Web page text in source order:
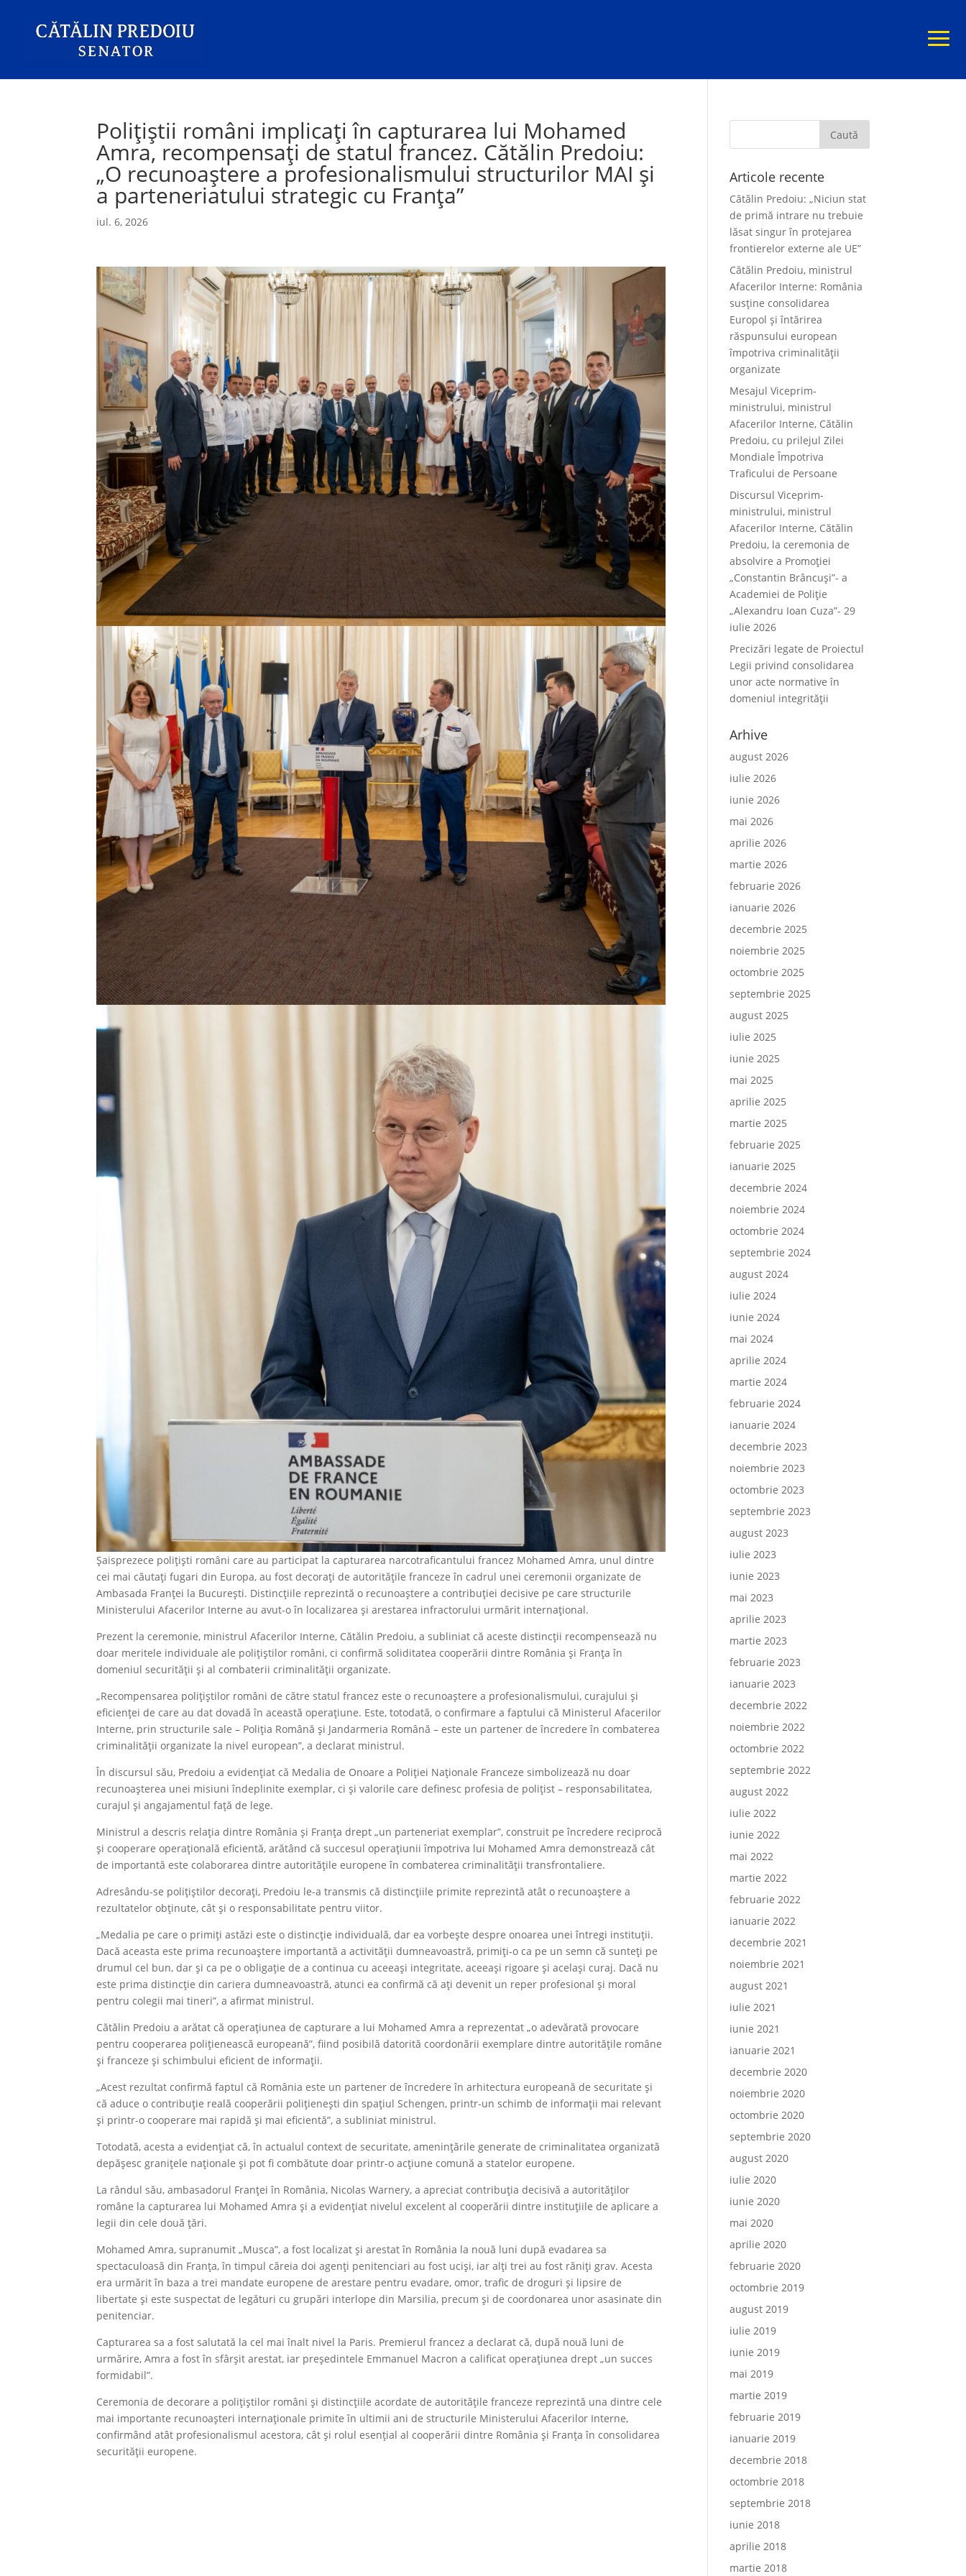
Polițiștii români implicați în capturarea lui Mohamed
Amra, recompensați de statul francez. Cătălin Predoiu:
„O recunoaștere a profesionalismului structurilor MAI și
a parteneriatului strategic cu Franța”
iul. 6, 2026
Șaisprezece polițiști români care au participat la capturarea narcotraficantului francez Mohamed Amra, unul dintre
cei mai căutați fugari din Europa, au fost decorați de autoritățile franceze în cadrul unei ceremonii organizate de
Ambasada Franței la București. Distincțiile reprezintă o recunoaștere a contribuției decisive pe care structurile
Ministerului Afacerilor Interne au avut-o în localizarea și arestarea infractorului urmărit internațional.
Prezent la ceremonie, ministrul Afacerilor Interne, Cătălin Predoiu, a subliniat că aceste distincții recompensează nu
doar meritele individuale ale polițiștilor români, ci confirmă soliditatea cooperării dintre România și Franța în
domeniul securității și al combaterii criminalității organizate.
„Recompensarea polițiștilor români de către statul francez este o recunoaștere a profesionalismului, curajului și
eficienței de care au dat dovadă în această operațiune. Este, totodată, o confirmare a faptului că Ministerul Afacerilor
Interne, prin structurile sale – Poliția Română și Jandarmeria Română – este un partener de încredere în combaterea
criminalității organizate la nivel european”, a declarat ministrul.
În discursul său, Predoiu a evidențiat că Medalia de Onoare a Poliției Naționale Franceze simbolizează nu doar
recunoașterea unei misiuni îndeplinite exemplar, ci și valorile care definesc profesia de polițist – responsabilitatea,
curajul și angajamentul față de lege.
Ministrul a descris relația dintre România și Franța drept „un parteneriat exemplar”, construit pe încredere reciprocă
și cooperare operațională eficientă, arătând că succesul operațiunii împotriva lui Mohamed Amra demonstrează cât
de importantă este colaborarea dintre autoritățile europene în combaterea criminalității transfrontaliere.
Adresându-se polițiștilor decorați, Predoiu le-a transmis că distincțiile primite reprezintă atât o recunoaștere a
rezultatelor obținute, cât și o responsabilitate pentru viitor.
„Medalia pe care o primiți astăzi este o distincție individuală, dar ea vorbește despre onoarea unei întregi instituții.
Dacă aceasta este prima recunoaștere importantă a activității dumneavoastră, primiți-o ca pe un semn că sunteți pe
drumul cel bun, dar și ca pe o obligație de a continua cu aceeași integritate, aceeași rigoare și același curaj. Dacă nu
este prima distincție din cariera dumneavoastră, atunci ea confirmă că ați devenit un reper profesional și moral
pentru colegii mai tineri”, a afirmat ministrul.
Cătălin Predoiu a arătat că operațiunea de capturare a lui Mohamed Amra a reprezentat „o adevărată provocare
pentru cooperarea polițienească europeană”, fiind posibilă datorită coordonării exemplare dintre autoritățile române
și franceze și schimbului eficient de informații.
„Acest rezultat confirmă faptul că România este un partener de încredere în arhitectura europeană de securitate și
că aduce o contribuție reală cooperării polițienești din spațiul Schengen, printr-un schimb de informații mai relevant
și printr-o cooperare mai rapidă și mai eficientă”, a subliniat ministrul.
Totodată, acesta a evidențiat că, în actualul context de securitate, amenințările generate de criminalitatea organizată
depășesc granițele naționale și pot fi combătute doar printr-o acțiune comună a statelor europene.
La rândul său, ambasadorul Franței în România, Nicolas Warnery, a apreciat contribuția decisivă a autorităților
române la capturarea lui Mohamed Amra și a evidențiat nivelul excelent al cooperării dintre instituțiile de aplicare a
legii din cele două țări.
Mohamed Amra, supranumit „Musca”, a fost localizat și arestat în România la nouă luni după evadarea sa
spectaculoasă din Franța, în timpul căreia doi agenți penitenciari au fost uciși, iar alți trei au fost răniți grav. Acesta
era urmărit în baza a trei mandate europene de arestare pentru evadare, omor, trafic de droguri și lipsire de
libertate și este suspectat de legături cu grupări interlope din Marsilia, precum și de coordonarea unor asasinate din
penitenciar.
Capturarea sa a fost salutată la cel mai înalt nivel la Paris. Premierul francez a declarat că, după nouă luni de
urmărire, Amra a fost în sfârșit arestat, iar președintele Emmanuel Macron a calificat operațiunea drept „un succes
formidabil”.
Ceremonia de decorare a polițiștilor români și distincțiile acordate de autoritățile franceze reprezintă una dintre cele
mai importante recunoașteri internaționale primite în ultimii ani de structurile Ministerului Afacerilor Interne,
confirmând atât profesionalismul acestora, cât și rolul esențial al cooperării dintre România și Franța în consolidarea
securității europene.
Articole recente
Cătălin Predoiu: „Niciun stat
de primă intrare nu trebuie
lăsat singur în protejarea
frontierelor externe ale UE”
Cătălin Predoiu, ministrul
Afacerilor Interne: România
susține consolidarea
Europol și întărirea
răspunsului european
împotriva criminalității
organizate
Mesajul Viceprim-
ministrului, ministrul
Afacerilor Interne, Cătălin
Predoiu, cu prilejul Zilei
Mondiale Împotriva
Traficului de Persoane
Discursul Viceprim-
ministrului, ministrul
Afacerilor Interne, Cătălin
Predoiu, la ceremonia de
absolvire a Promoției
„Constantin Brâncuși”- a
Academiei de Poliție
„Alexandru Ioan Cuza”- 29
iulie 2026
Precizări legate de Proiectul
Legii privind consolidarea
unor acte normative în
domeniul integrității
Arhive
august 2026
iulie 2026
iunie 2026
mai 2026
aprilie 2026
martie 2026
februarie 2026
ianuarie 2026
decembrie 2025
noiembrie 2025
octombrie 2025
septembrie 2025
august 2025
iulie 2025
iunie 2025
mai 2025
aprilie 2025
martie 2025
februarie 2025
ianuarie 2025
decembrie 2024
noiembrie 2024
octombrie 2024
septembrie 2024
august 2024
iulie 2024
iunie 2024
mai 2024
aprilie 2024
martie 2024
februarie 2024
ianuarie 2024
decembrie 2023
noiembrie 2023
octombrie 2023
septembrie 2023
august 2023
iulie 2023
iunie 2023
mai 2023
aprilie 2023
martie 2023
februarie 2023
ianuarie 2023
decembrie 2022
noiembrie 2022
octombrie 2022
septembrie 2022
august 2022
iulie 2022
iunie 2022
mai 2022
martie 2022
februarie 2022
ianuarie 2022
decembrie 2021
noiembrie 2021
august 2021
iulie 2021
iunie 2021
ianuarie 2021
decembrie 2020
noiembrie 2020
octombrie 2020
septembrie 2020
august 2020
iulie 2020
iunie 2020
mai 2020
aprilie 2020
februarie 2020
octombrie 2019
august 2019
iulie 2019
iunie 2019
mai 2019
martie 2019
februarie 2019
ianuarie 2019
decembrie 2018
octombrie 2018
septembrie 2018
iunie 2018
aprilie 2018
martie 2018